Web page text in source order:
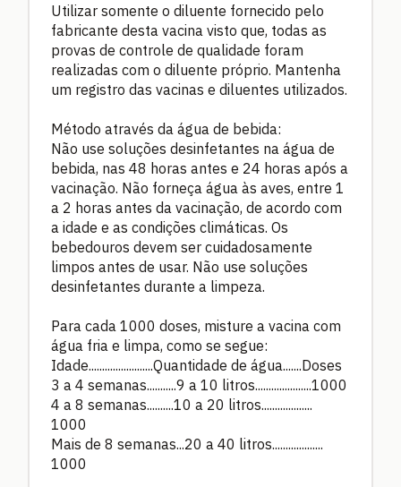
Utilizar somente o diluente fornecido pelo
fabricante desta vacina visto que, todas as
provas de controle de qualidade foram
realizadas com o diluente próprio. Mantenha
um registro das vacinas e diluentes utilizados.
Método através da água de bebida:
Não use soluções desinfetantes na água de
bebida, nas 48 horas antes e 24 horas após a
vacinação. Não forneça água às aves, entre 1
a 2 horas antes da vacinação, de acordo com
a idade e as condições climáticas. Os
bebedouros devem ser cuidadosamente
limpos antes de usar. Não use soluções
desinfetantes durante a limpeza.
Para cada 1000 doses, misture a vacina com
água fria e limpa, como se segue:
Idade........................Quantidade de água.......Doses
3 a 4 semanas...........9 a 10 litros.....................1000
4 a 8 semanas..........10 a 20 litros...................
1000
Mais de 8 semanas...20 a 40 litros...................
1000